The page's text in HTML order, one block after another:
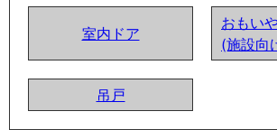
室内ドア
おもい
(施設向
吊戸